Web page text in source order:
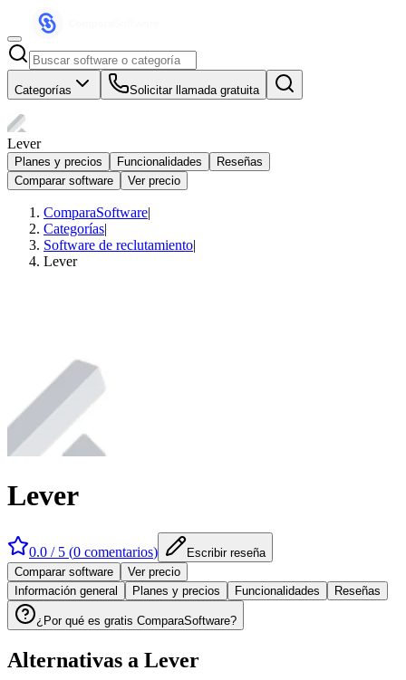
Categorías Solicitar llamada gratuita
Lever
Planes y precios Funcionalidades
Reseñas
Comparar software
Ver precio
ComparaSoftware|
Categorías|
Software de reclutamiento|
Lever
Lever
0.0 / 5 (0 comentarios)
Escribir reseña
Comparar software
Ver precio
Información general
Planes y precios Funcionalidades Reseñas
¿Por qué es gratis ComparaSoftware?
Alternativas a Lever